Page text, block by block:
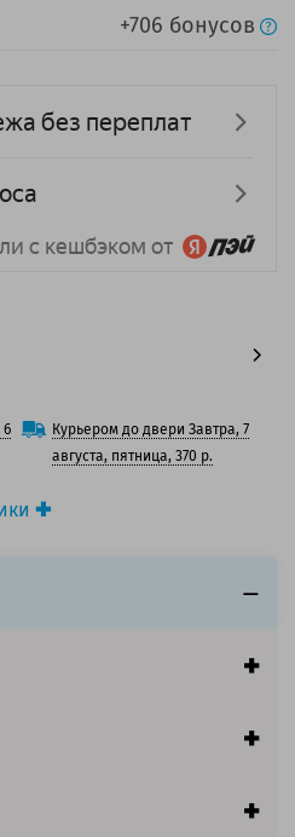
A4 при 5%
+706 бонусов
6
Курьером до двери Завтра, 7
августа, пятница, 370 р.